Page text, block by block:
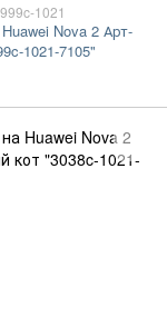
1021
Nova 2 Арт-
1021-7105"